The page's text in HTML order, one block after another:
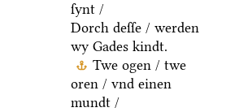
ſynt /
Dorch deſſe / werden
wy Gades kindt.
Twe ogen / twe
oren / vnd einen
mundt /